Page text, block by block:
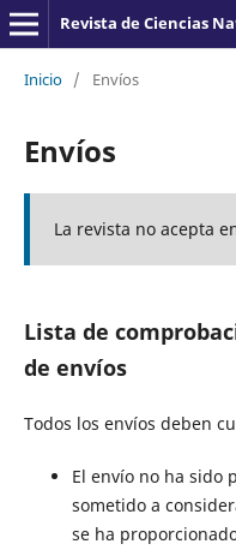
Revista de Ciencias
Inicio / Envíos
Envíos
La revista no acepta
Lista de
de envíos
Todos los envíos deben
El envío no ha sido
sometido a
se ha